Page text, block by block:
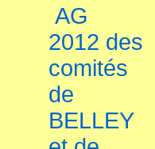
AG
2012 des
comités
de
BELLEY